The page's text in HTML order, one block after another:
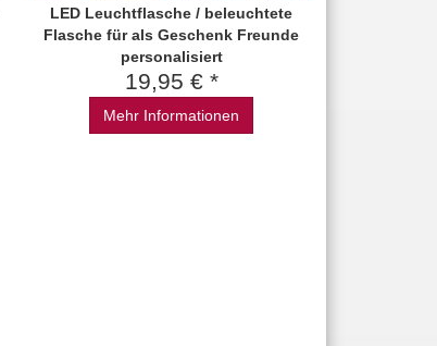
LED Leuchtflasche / beleuchtete
Flasche für als Geschenk Freunde
personalisiert
19,95 € *
Mehr Informationen